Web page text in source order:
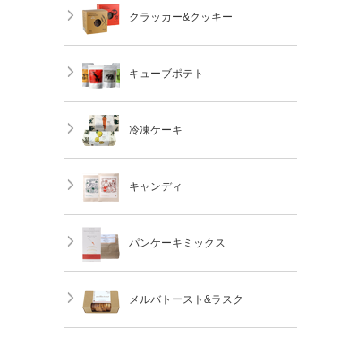
クラッカー&クッキー
キューブポテト
冷凍ケーキ
キャンディ
パンケーキミックス
メルバトースト&ラスク